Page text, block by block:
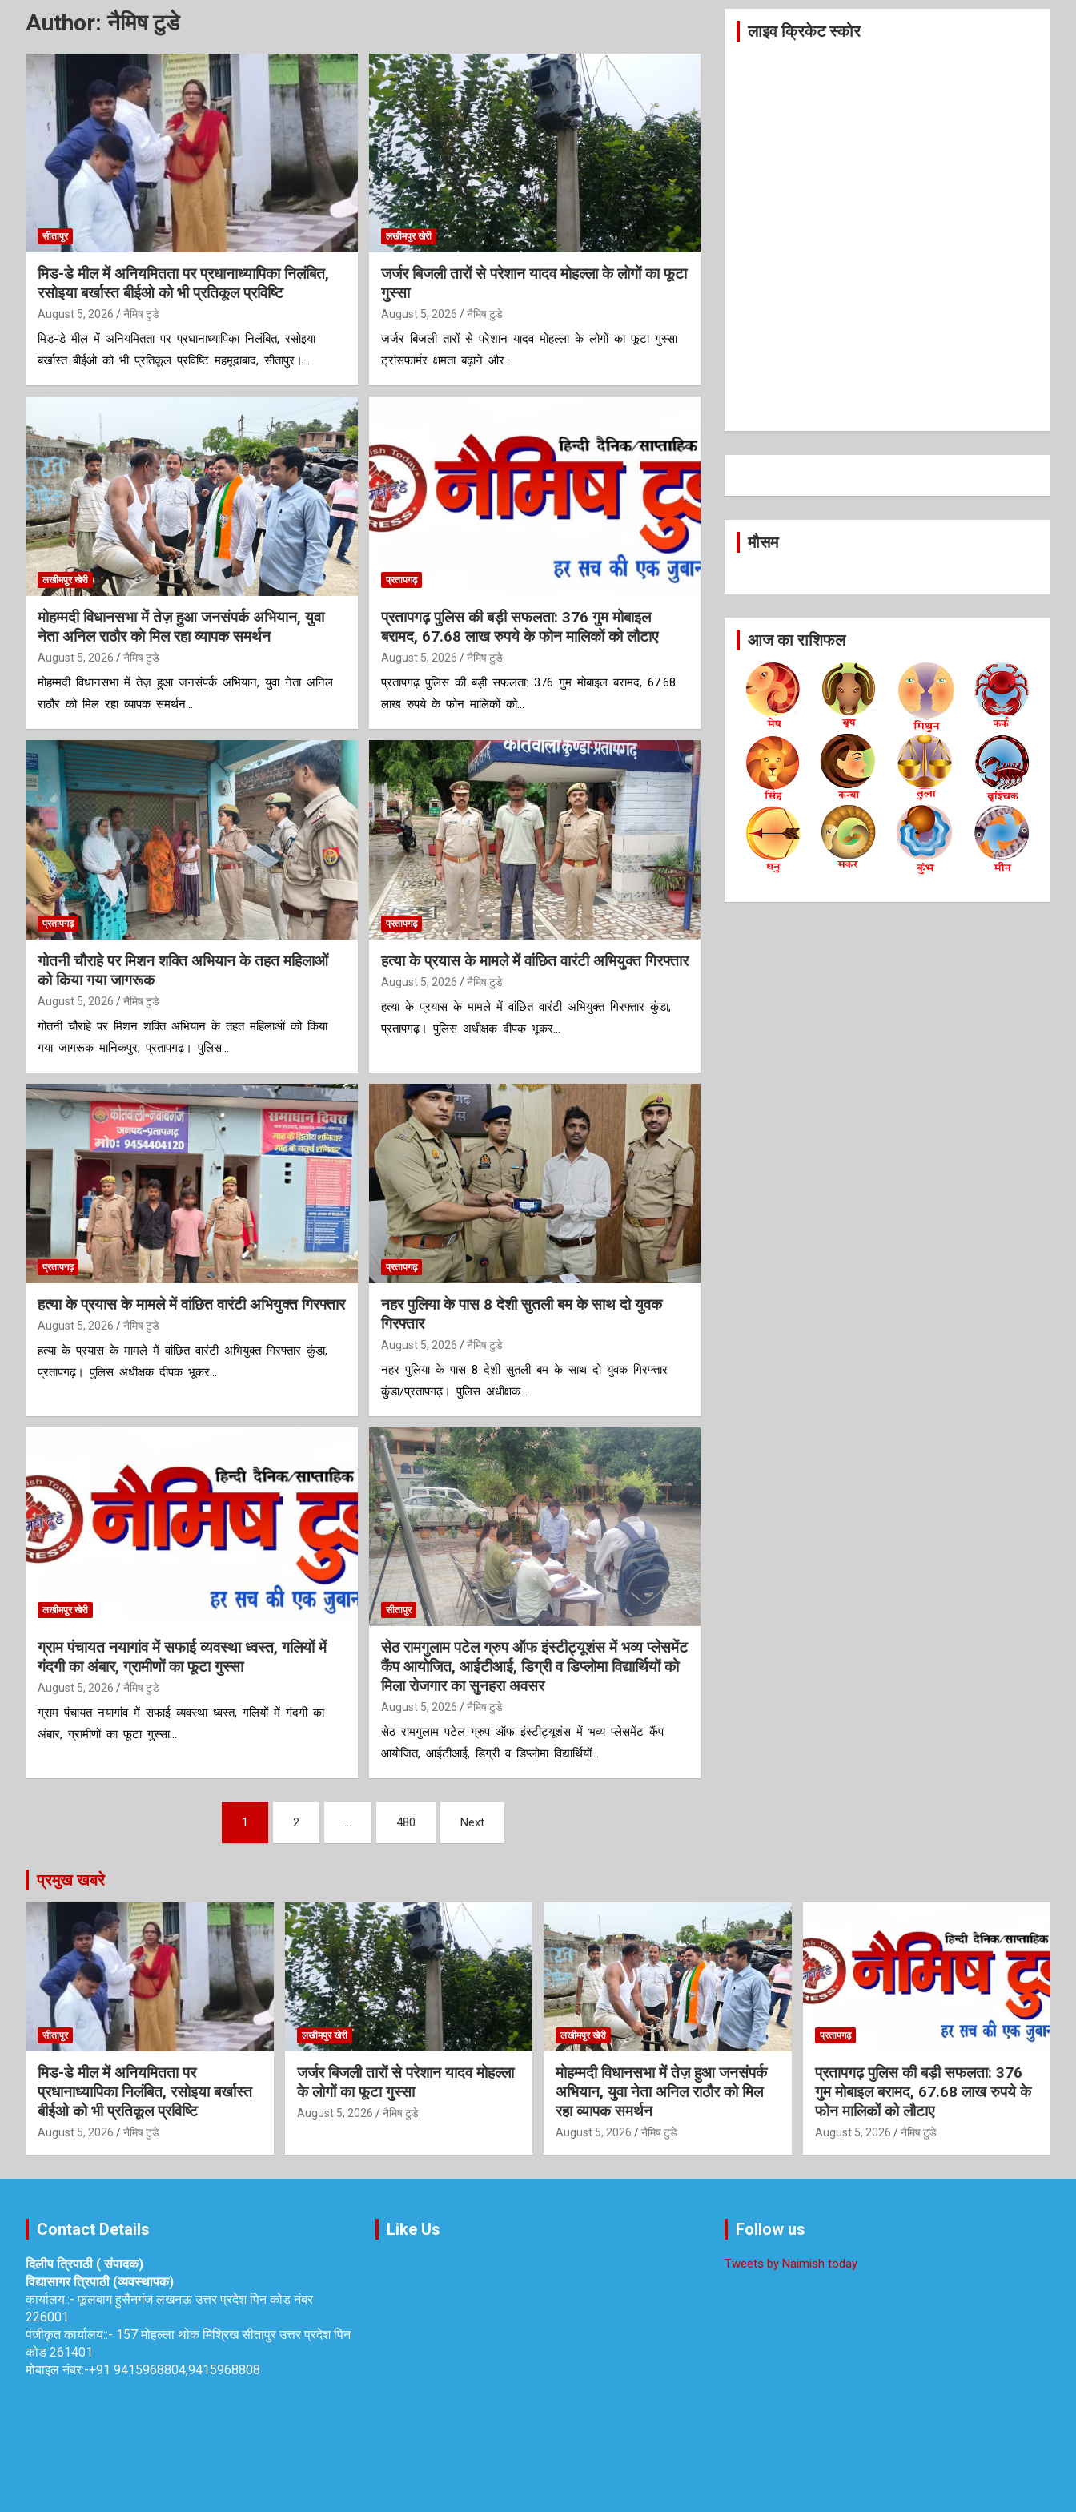
Author:नैमिष टुडे
सीतापुर
मिड-डे मील में अनियमितता पर प्रधानाध्यापिका निलंबित,
रसोइया बर्खास्त बीईओ को भी प्रतिकूल प्रविष्टि
August 5, 2026 नैमिष टुडे
मिड-डे मील में अनियमितता पर प्रधानाध्यापिका निलंबित, रसोइया
बर्खास्त बीईओ को भी प्रतिकूल प्रविष्टि महमूदाबाद, सीतापुर।…
लखीमपुर खेरी
जर्जर बिजली तारों से परेशान यादव मोहल्ला के लोगों का फूटा
गुस्सा
August 5, 2026 नैमिष टुडे
जर्जर बिजली तारों से परेशान यादव मोहल्ला के लोगों का फूटा गुस्सा
ट्रांसफार्मर क्षमता बढ़ाने और…
लखीमपुर खेरी
मोहम्मदी विधानसभा में तेज़ हुआ जनसंपर्क अभियान, युवा
नेता अनिल राठौर को मिल रहा व्यापक समर्थन
August 5, 2026 नैमिष टुडे
मोहम्मदी विधानसभा में तेज़ हुआ जनसंपर्क अभियान, युवा नेता अनिल
राठौर को मिल रहा व्यापक समर्थन…
प्रतापगढ़
प्रतापगढ़ पुलिस की बड़ी सफलता: 376 गुम मोबाइल
बरामद, 67.68 लाख रुपये के फोन मालिकों को लौटाए
August 5, 2026 नैमिष टुडे
प्रतापगढ़ पुलिस की बड़ी सफलता: 376 गुम मोबाइल बरामद, 67.68
लाख रुपये के फोन मालिकों को…
प्रतापगढ़
गोतनी चौराहे पर मिशन शक्ति अभियान के तहत महिलाओं
को किया गया जागरूक
August 5, 2026 नैमिष टुडे
गोतनी चौराहे पर मिशन शक्ति अभियान के तहत महिलाओं को किया
गया जागरूक मानिकपुर, प्रतापगढ़। पुलिस…
प्रतापगढ़
हत्या के प्रयास के मामले में वांछित वारंटी अभियुक्त गिरफ्तार
August 5, 2026 नैमिष टुडे
हत्या के प्रयास के मामले में वांछित वारंटी अभियुक्त गिरफ्तार कुंडा,
प्रतापगढ़। पुलिस अधीक्षक दीपक भूकर…
प्रतापगढ़
हत्या के प्रयास के मामले में वांछित वारंटी अभियुक्त गिरफ्तार
August 5, 2026 नैमिष टुडे
हत्या के प्रयास के मामले में वांछित वारंटी अभियुक्त गिरफ्तार कुंडा,
प्रतापगढ़। पुलिस अधीक्षक दीपक भूकर…
प्रतापगढ़
नहर पुलिया के पास 8 देशी सुतली बम के साथ दो युवक
गिरफ्तार
August 5, 2026 नैमिष टुडे
नहर पुलिया के पास 8 देशी सुतली बम के साथ दो युवक गिरफ्तार
कुंडा/प्रतापगढ़। पुलिस अधीक्षक…
लखीमपुर खेरी
ग्राम पंचायत नयागांव में सफाई व्यवस्था ध्वस्त, गलियों में
गंदगी का अंबार, ग्रामीणों का फूटा गुस्सा
August 5, 2026 नैमिष टुडे
ग्राम पंचायत नयागांव में सफाई व्यवस्था ध्वस्त, गलियों में गंदगी का
अंबार, ग्रामीणों का फूटा गुस्सा…
सीतापुर
सेठ रामगुलाम पटेल ग्रुप ऑफ इंस्टीट्यूशंस में भव्य प्लेसमेंट
कैंप आयोजित, आईटीआई, डिग्री व डिप्लोमा विद्यार्थियों को
मिला रोजगार का सुनहरा अवसर
August 5, 2026 नैमिष टुडे
सेठ रामगुलाम पटेल ग्रुप ऑफ इंस्टीट्यूशंस में भव्य प्लेसमेंट कैंप
आयोजित, आईटीआई, डिग्री व डिप्लोमा विद्यार्थियों…
1 2 … 480 Next
लाइव क्रिकेट स्कोर
मौसम
आज का राशिफल
प्रमुख खबरे
सीतापुर
मिड-डे मील में अनियमितता पर
प्रधानाध्यापिका निलंबित, रसोइया बर्खास्त
बीईओ को भी प्रतिकूल प्रविष्टि
August 5, 2026 नैमिष टुडे
लखीमपुर खेरी
जर्जर बिजली तारों से परेशान यादव मोहल्ला
के लोगों का फूटा गुस्सा
August 5, 2026 नैमिष टुडे
लखीमपुर खेरी
मोहम्मदी विधानसभा में तेज़ हुआ जनसंपर्क
अभियान, युवा नेता अनिल राठौर को मिल
रहा व्यापक समर्थन
August 5, 2026 नैमिष टुडे
प्रतापगढ़
प्रतापगढ़ पुलिस की बड़ी सफलता: 376
गुम मोबाइल बरामद, 67.68 लाख रुपये के
फोन मालिकों को लौटाए
August 5, 2026 नैमिष टुडे
Contact Details
दिलीप त्रिपाठी ( संपादक)
विद्यासागर त्रिपाठी (व्यवस्थापक)
कार्यालय::-फूलबाग हुसैनगंज लखनऊ उत्तर प्रदेश पिन कोड नंबर
226001
पंजीकृत कार्यालय::- 157 मोहल्ला थोक मिश्रिख सीतापुर उत्तर प्रदेश पिन
कोड 261401
मोबाइल नंबर:-+91 9415968804,9415968808
Like Us Follow us
Tweets by Naimish today